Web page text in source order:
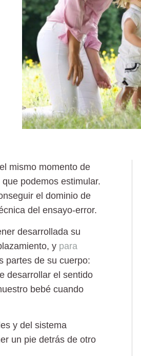
mismo momento de
podemos estimular.
el dominio de
del ensayo-error.
desarrollada su
y para
partes de su cuerpo:
desarrollar el sentido
bebé cuando
y del sistema
un pie detrás de otro